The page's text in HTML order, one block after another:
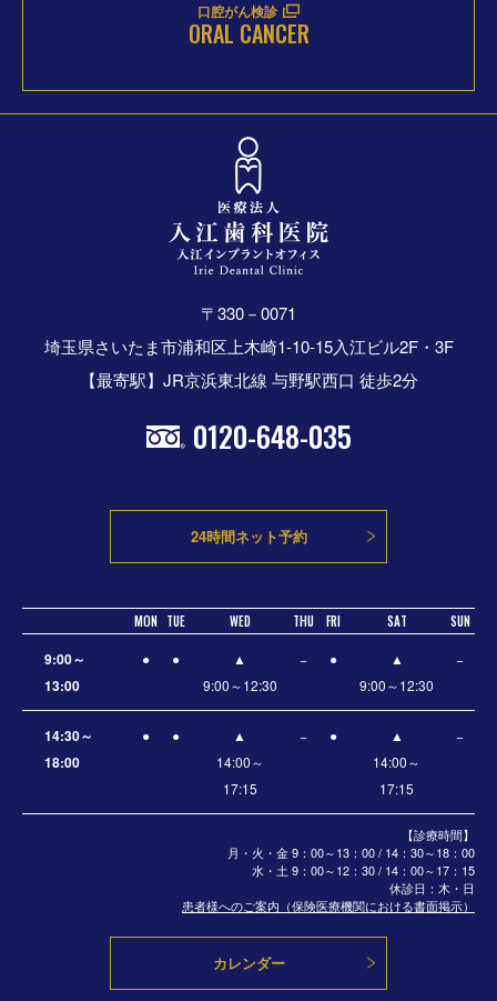
口腔がん検診
ORAL CANCER
〒330－0071
埼玉県さいたま市浦和区上木崎1-10-15入江ビル2F・3F
【最寄駅】JR京浜東北線 与野駅西口 徒歩2分
0120-648-035
24時間ネット予約
MON TUE WED THU FRI SAT SUN
【診療時間】
月・火・金 9：00～13：00 / 14：30～18：00
水・土 9：00～12：30 / 14：00～17：15
休診日：木・日
患者様へのご案内（保険医療機関における書面掲示）
9:00～
13:00
● ●
▲
9:00～12:30
− ●
▲
9:00～12:30
−
14:30～
18:00
● ●
▲
14:00～
17:15
− ●
▲
14:00～
17:15
−
カレンダー